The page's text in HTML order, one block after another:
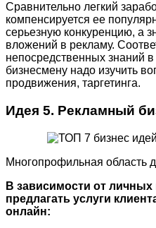
Сравнительно легкий
компенсируется ее
серьезную конкуренцию, а
вложений в рекламу.
непосредственных знаний
бизнесмену надо изучить
продвижения, таргетинга.
Идея 5. Рекламный
Многопрофильная область
В зависимости от
предлагать услуги
онлайн: